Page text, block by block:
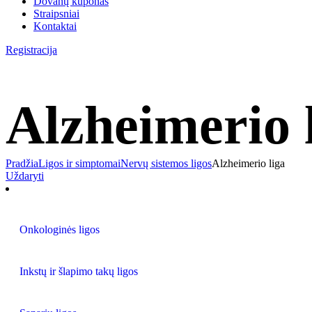
Straipsniai
Kontaktai
Registracija
Alzheimerio
PradžiaLigos ir simptomaiNervų sistemos ligosAlzheimerio liga
Uždaryti
Onkologinės ligos
Inkstų ir šlapimo takų ligos